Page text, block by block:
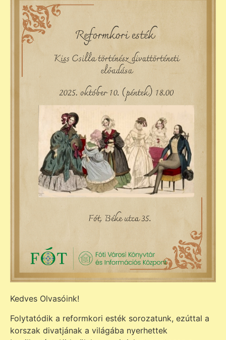
Kedves Olvasóink!
Folytatódik a reformkori esték sorozatunk, ezúttal a
korszak divatjának a világába nyerhettek